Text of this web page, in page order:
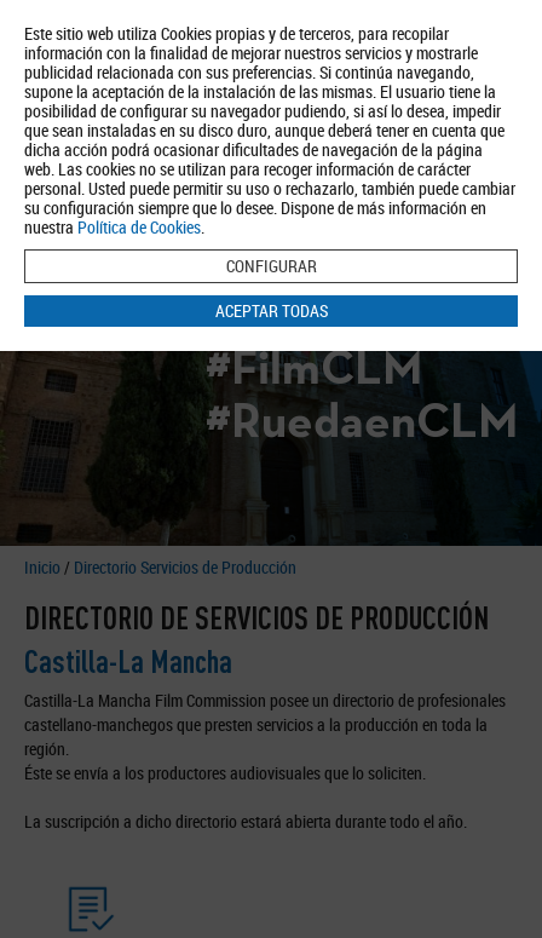
Este sitio web utiliza Cookies propias y de terceros, para recopilar
información con la finalidad de mejorar nuestros servicios y mostrarle
publicidad relacionada con sus preferencias. Si continúa navegando,
supone la aceptación de la instalación de las mismas. El usuario tiene la
posibilidad de configurar su navegador pudiendo, si así lo desea, impedir
que sean instaladas en su disco duro, aunque deberá tener en cuenta que
dicha acción podrá ocasionar dificultades de navegación de la página
web. Las cookies no se utilizan para recoger información de carácter
personal. Usted puede permitir su uso o rechazarlo, también puede cambiar
su configuración siempre que lo desee. Dispone de más información en
nuestra Política de Cookies.
CONFIGURAR
ACEPTAR TODAS
Quiénes somos Turismo Política de Privacidad Aviso Legal
Política de Cookies
BUSCAR
#FilmCLM
#RuedaenCLM
Inicio / Directorio Servicios de Producción
DIRECTORIO DE SERVICIOS DE PRODUCCIÓN
Castilla-La Mancha
Castilla-La Mancha Film Commission posee un directorio de profesionales
castellano-manchegos que presten servicios a la producción en toda la
región.
Éste se envía a los productores audiovisuales que lo soliciten.
La suscripción a dicho directorio estará abierta durante todo el año.